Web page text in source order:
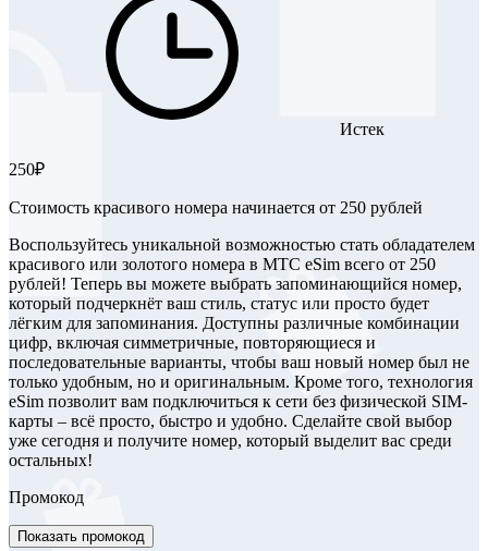
Истек
250₽
Стоимость красивого номера начинается от 250 рублей
Воспользуйтесь уникальной возможностью стать обладателем
красивого или золотого номера в МТС eSim всего от 250
рублей! Теперь вы можете выбрать запоминающийся номер,
который подчеркнёт ваш стиль, статус или просто будет
лёгким для запоминания. Доступны различные комбинации
цифр, включая симметричные, повторяющиеся и
последовательные варианты, чтобы ваш новый номер был не
только удобным, но и оригинальным. Кроме того, технология
eSim позволит вам подключиться к сети без физической SIM-
карты – всё просто, быстро и удобно. Сделайте свой выбор
уже сегодня и получите номер, который выделит вас среди
остальных!
Промокод
Показать промокод